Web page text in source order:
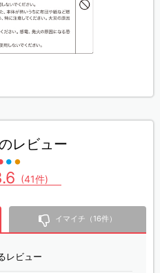
レビュー
(41件)
イマイチ（16件）
レビュー